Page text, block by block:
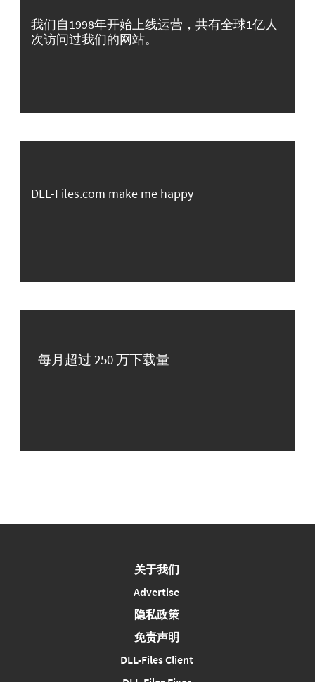
我们自1998年开始上线运营，共有全球1亿人
次访问过我们的网站。
DLL-Files.com make me happy
每月超过 250 万下载量
关于我们
Advertise
隐私政策
免责声明
DLL-Files Client